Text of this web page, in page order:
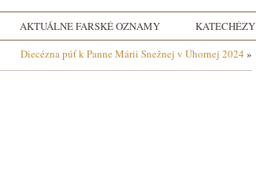
AKTUÁLNE FARSKÉ OZNAMY KATECHÉZY
Diecézna púť k Panne Márii Snežnej v Úhornej 2024 »